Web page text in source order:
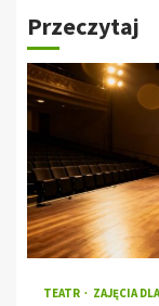
Przeczytaj
TEATR ZAJĘCIA